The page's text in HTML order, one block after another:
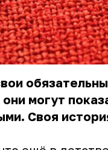
могут
Своя